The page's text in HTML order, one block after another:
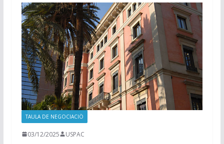
TAULA DE NEGOCIACIÖ
03/12/2025 USPAC